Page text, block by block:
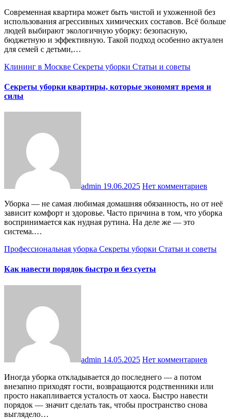
Современная квартира может быть чистой и ухоженной без
использования агрессивных химических составов. Всё больше
людей выбирают экологичную уборку: безопасную,
бюджетную и эффективную. Такой подход особенно актуален
для семей с детьми,…
Клининг в Москве Секреты уборки Статьи и советы
Секреты уборки квартиры, которые экономят время и
силы
admin 19.06.2025 Нет комментариев
Уборка — не самая любимая домашняя обязанность, но от неё
зависит комфорт и здоровье. Часто причина в том, что уборка
воспринимается как нудная рутина. На деле же — это
система.…
Профессиональная уборка Секреты уборки Статьи и советы
Как навести порядок быстро и без суеты
admin 14.05.2025 Нет комментариев
Иногда уборка откладывается до последнего — а потом
внезапно приходят гости, возвращаются родственники или
просто накапливается усталость от хаоса. Быстро навести
порядок — значит сделать так, чтобы пространство снова
выглядело…